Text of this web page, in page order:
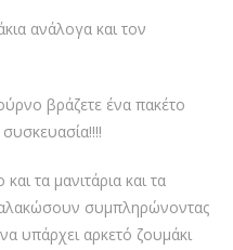
ανάλογα και τον
βράζετε ένα πακέτο
τα μανιτάρια και τα
συμπληρώνοντας
υπάρχει αρκετό ζουμάκι